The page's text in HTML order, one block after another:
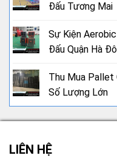
Đấu Tương Mai
Sự Kiện
Đấu Quận Hà
Thu Mua Pallet
Số Lượng Lớn
LIÊN HỆ